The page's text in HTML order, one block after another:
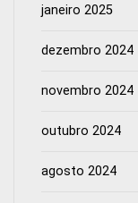
janeiro 2025
dezembro 2024
novembro 2024
outubro 2024
agosto 2024